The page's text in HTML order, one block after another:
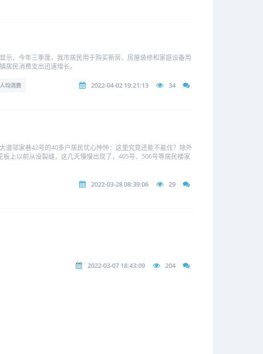
，今年三季度，我市居民用于购买新房、房屋装修和家庭设备用
民消费支出迅速增长。
人均消费 2022-04-02 19:21:13 34
邬家巷42号的40多户居民忧心忡忡：这里究竟还能不能住？除外
上以前从没裂缝，这几天慢慢出现了，405号、506号等居民楼家
2022-03-28 08:39:06 29
2022-03-07 18:43:09 204